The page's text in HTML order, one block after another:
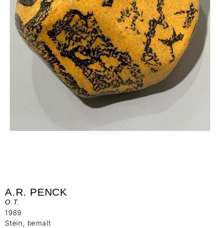
A.R. PENCK
O.T.
1989
Stein, bemalt